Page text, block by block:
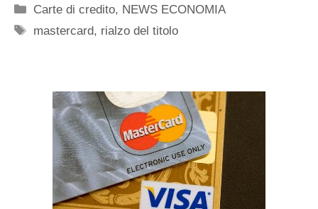
Categorie
Carte di credito, NEWS ECONOMIA
Tag
mastercard, rialzo del titolo